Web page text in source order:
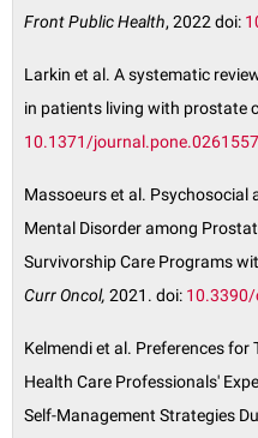
Front Public Health, 2022 doi:
Larkin et al. A systematic
in patients living with prostate
10.1371/journal.pone.0261557
Massoeurs et al.
Mental Disorder among
Survivorship Care Programs
Curr Oncol, 2021. doi:
Kelmendi et al. Preferences for
Health Care Professionals'
Self-Management Strategies